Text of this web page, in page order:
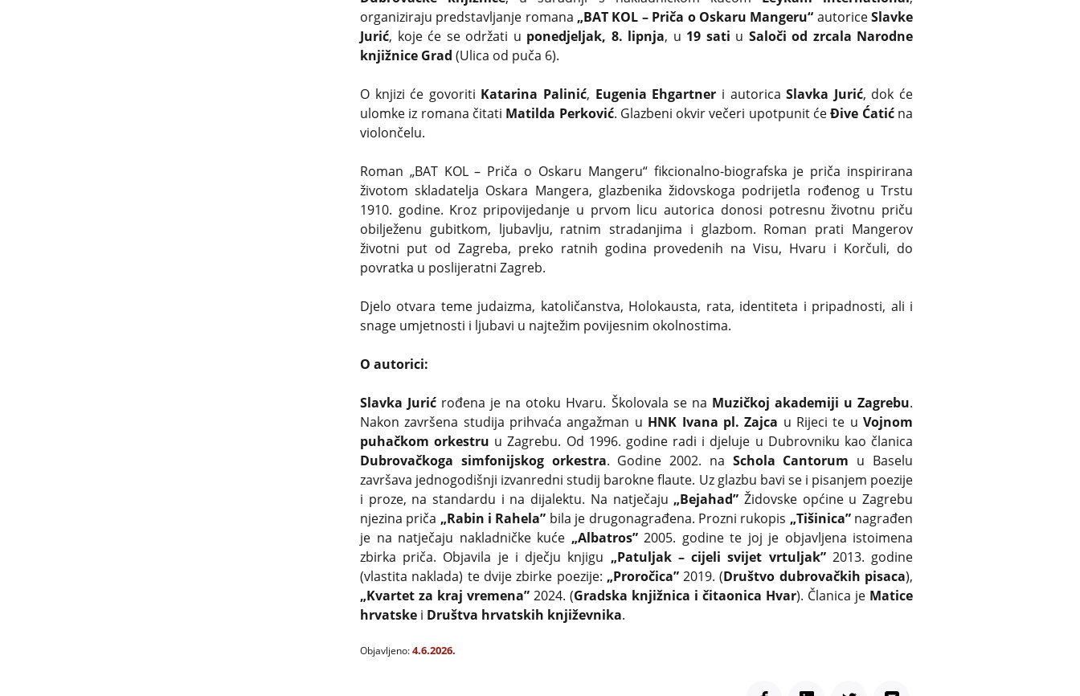
organiziraju predstavljanje romana „BAT KOL – Priča o Oskaru Mangeru“ autoriceSlavke
Jurić, koje će se održati u ponedjeljak, 8. lipnja, u 19 sati u Saloči od zrcala Narodne
knjižnice Grad (Ulica od puča 6).
O knjizi će govoriti Katarina Palinić, Eugenia Ehgartner i autoricaSlavka Jurić, dok će
ulomke iz romana čitati Matilda Perković. Glazbeni okvir večeri upotpunit ćeĐive Ćatićna
violončelu.
Roman „BAT KOL – Priča o Oskaru Mangeru“ fikcionalno-biografska je priča inspirirana
životom skladatelja Oskara Mangera, glazbenika židovskoga podrijetla rođenog u Trstu
1910. godine. Kroz pripovijedanje u prvom licu autorica donosi potresnu životnu priču
obilježenu gubitkom, ljubavlju, ratnim stradanjima i glazbom. Roman prati Mangerov
životni put od Zagreba, preko ratnih godina provedenih na Visu, Hvaru i Korčuli, do
povratka u poslijeratni Zagreb.
Djelo otvara teme judaizma, katoličanstva, Holokausta, rata, identiteta i pripadnosti, ali i
snage umjetnosti i ljubavi u najtežim povijesnim okolnostima.
O autorici:
Slavka Jurić rođena je na otoku Hvaru. Školovala se na Muzičkoj akademiji u Zagrebu.
Nakon završena studija prihvaća angažman u HNK Ivana pl. Zajca u Rijeci te uVojnom
puhačkom orkestru u Zagrebu. Od 1996. godine radi i djeluje u Dubrovniku kao članica
Dubrovačkoga simfonijskog orkestra. Godine 2002. na Schola Cantorum u Baselu
završava jednogodišnji izvanredni studij barokne flaute. Uz glazbu bavi se i pisanjem poezije
i proze, na standardu i na dijalektu. Na natječaju „Bejahad” Židovske općine u Zagrebu
njezina priča „Rabin i Rahela” bila je drugonagrađena. Prozni rukopis „Tišinica”nagrađen
je na natječaju nakladničke kuće „Albatros”2005. godine te joj je objavljena istoimena
zbirka priča. Objavila je i dječju knjigu „Patuljak – cijeli svijet vrtuljak”2013. godine
(vlastita naklada) te dvije zbirke poezije: „Proročica”2019. (Društvo dubrovačkih pisaca),
„Kvartet za kraj vremena” 2024. (Gradska knjižnica i čitaonica Hvar). Članica je Matice
hrvatske i Društva hrvatskih književnika.
Objavljeno:4.6.2026.